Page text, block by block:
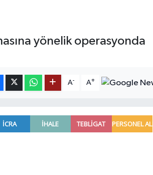
yönelik operasyonda
A- A+